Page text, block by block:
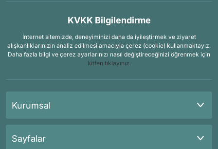
KVKK Bilgilendirme
İnternet sitemizde, deneyiminizi daha da iyileştirmek ve ziyaret
alışkanlıklarınızın analiz edilmesi amacıyla çerez (cookie) kullanmaktayız.
Daha fazla bilgi ve çerez ayarlarınızı nasıl değiştireceğinizi öğrenmek için
lütfen tıklayınız.
Kurumsal
Sayfalar